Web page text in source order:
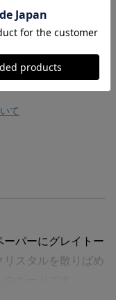
て
パーにグレイトー
スタルを散りばめ